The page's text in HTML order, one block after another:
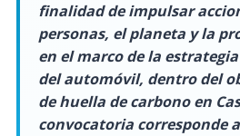
finalidad de impulsar
personas, el planeta y la
en el marco de la
del automóvil, dentro del
de huella de carbono en
convocatoria corresponde